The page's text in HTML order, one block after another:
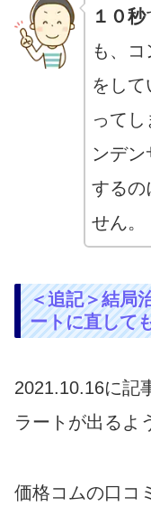
１０秒
も、
をし
って
ンデ
するの
せん。
＜追記＞結局
ートに直して
2021.10.16に記
ラートが出るよ
価格コムの口コ